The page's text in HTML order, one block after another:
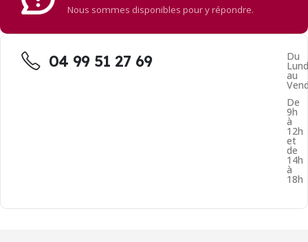
Nous sommes disponibles pour y répondre.
04 99 51 27 69 Du
au
De
9h
à
12h
et
de
14h
à
18h